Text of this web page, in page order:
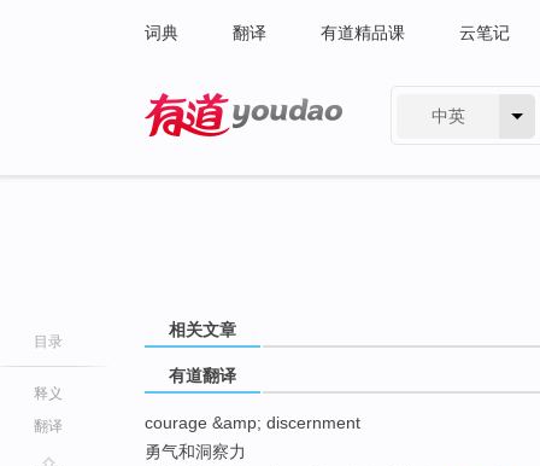
词典 翻译 有道精品课 云笔记
中英
目录
释义
翻译
相关文章
有道翻译
courage &amp; discernment
勇气和洞察力